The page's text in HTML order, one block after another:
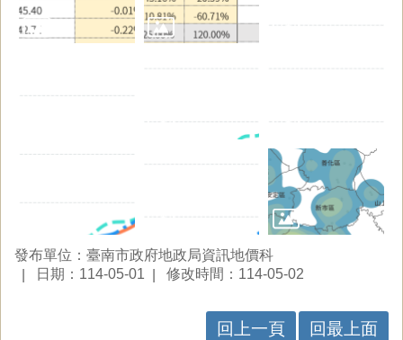
發布單位：臺南市政府地政局資訊地價科
日期：114-05-01
修改時間：114-05-02
回上一頁 回最上面